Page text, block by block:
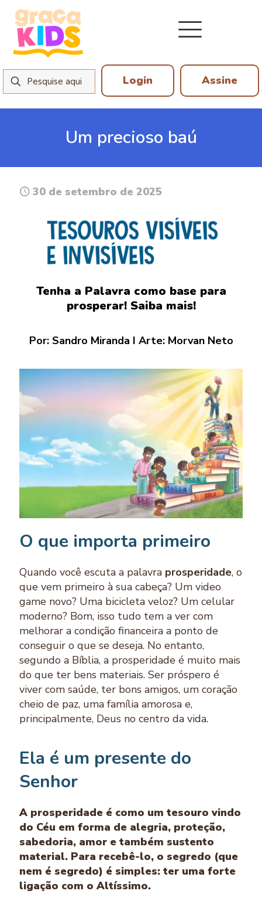
Login Assine
Um precioso baú
30 de setembro de 2025
Tenha a Palavra como base para
prosperar! Saiba mais!
Por: Sandro Miranda I Arte: Morvan Neto
O que importa primeiro
Quando você escuta a palavra prosperidade, o
que vem primeiro à sua cabeça? Um video
game novo? Uma bicicleta veloz? Um celular
moderno? Bom, isso tudo tem a ver com
melhorar a condição financeira a ponto de
conseguir o que se deseja. No entanto,
segundo a Bíblia, a prosperidade é muito mais
do que ter bens materiais. Ser próspero é
viver com saúde, ter bons amigos, um coração
cheio de paz, uma família amorosa e,
principalmente, Deus no centro da vida.
Ela é um presente do
Senhor
A prosperidade é como um tesouro vindo
do Céu em forma de alegria, proteção,
sabedoria, amor e também sustento
material. Para recebê-lo, o segredo (que
nem é segredo) é simples: ter uma forte
ligação com o Altíssimo.